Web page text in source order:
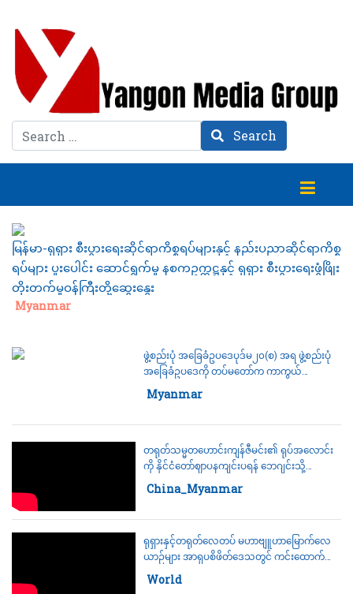
Search Search
မြန်မာ-ရုရှား စီးပွားရေးဆိုင်ရာကိစ္စရပ်များနှင့် နည်းပညာဆိုင်ရာကိစ္စ
ရပ်များ ပူးပေါင်း ဆောင်ရွက်မှု နစကဥက္ကဋ္ဌနှင့် ရုရှား စီးပွားရေးဖွံဖြိုး
တိုးတက်မှုဝန်ကြီးတို့ဆွေးနွေး
Category:
Myanmar
ဖွဲ့စည်းပုံ အခြေခံဥပဒေပုဒ်မ၂၀(စ) အရ ဖွဲ့စည်းပုံ
အခြေခံဥပဒေကို တပ်မတော်က ကာကွယ်
စောင့်ရှောက်သွားမည်ဟု ဗိုလ်ချူပ်မှူးကြီးမင်း
အောင်လှိုင်ပြော
Category:
Myanmar
တရုတ်သမ္မတဟောင်းကျန်ဇီမင်း၏ ရုပ်အလောင်း
ကို နိုင်ငံတော်ဈာပနကျင်းပရန် ဘေဂျင်းသို့
သယ်ဆောင်
Category:
China_Myanmar
ရုရှားနှင့်တရုတ်လေတပ် မဟာဗျူဟာမြောက်လေ
ယာဉ်များ အာရှပစိဖိတ်ဒေသတွင် ကင်းထောက်
ပျံသန်းမှုများ ပူးတွဲပြုလုပ်
Category:
World